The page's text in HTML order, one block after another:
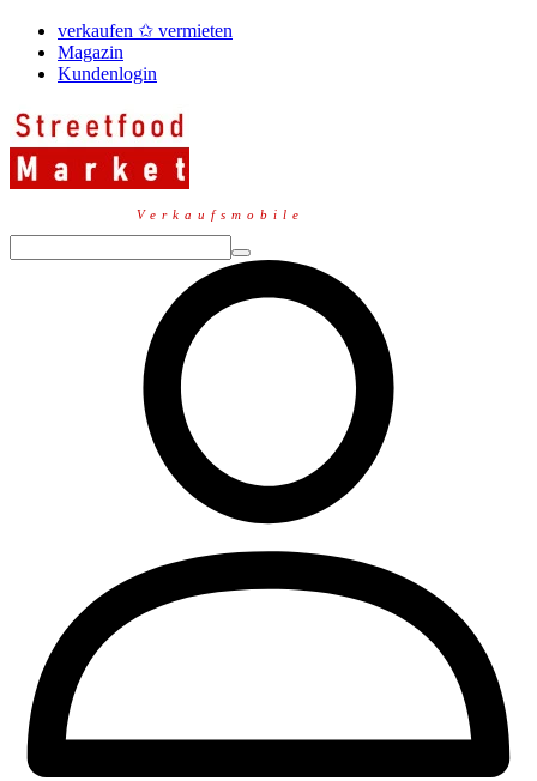
verkaufen ✩ vermieten
Magazin
Kundenlogin
Verkaufsmobile